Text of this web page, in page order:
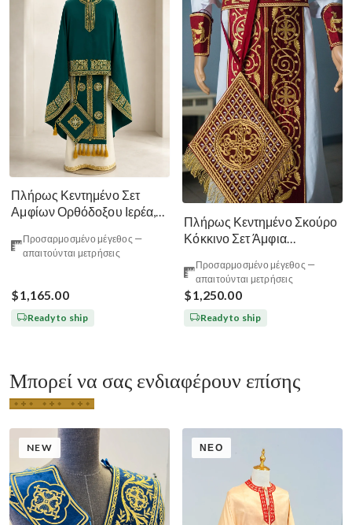
Πλήρως Κεντημένο Σετ
Αμφίων Ορθόδοξου Ιερέα,
Προσαρμοσμένο μέγεθος —
απαιτούνται μετρήσεις
$1,165.00
Ready to ship
Πλήρως Κεντημένο Σκούρο
Κόκκινο Σετ Άμφια
Σχέδιο με Λιοντάρια
Προσαρμοσμένο μέγεθος —
απαιτούνται μετρήσεις
$1,250.00
Ready to ship
Μπορεί να σας ενδιαφέρουν επίσης
NEW ΝΈΟ